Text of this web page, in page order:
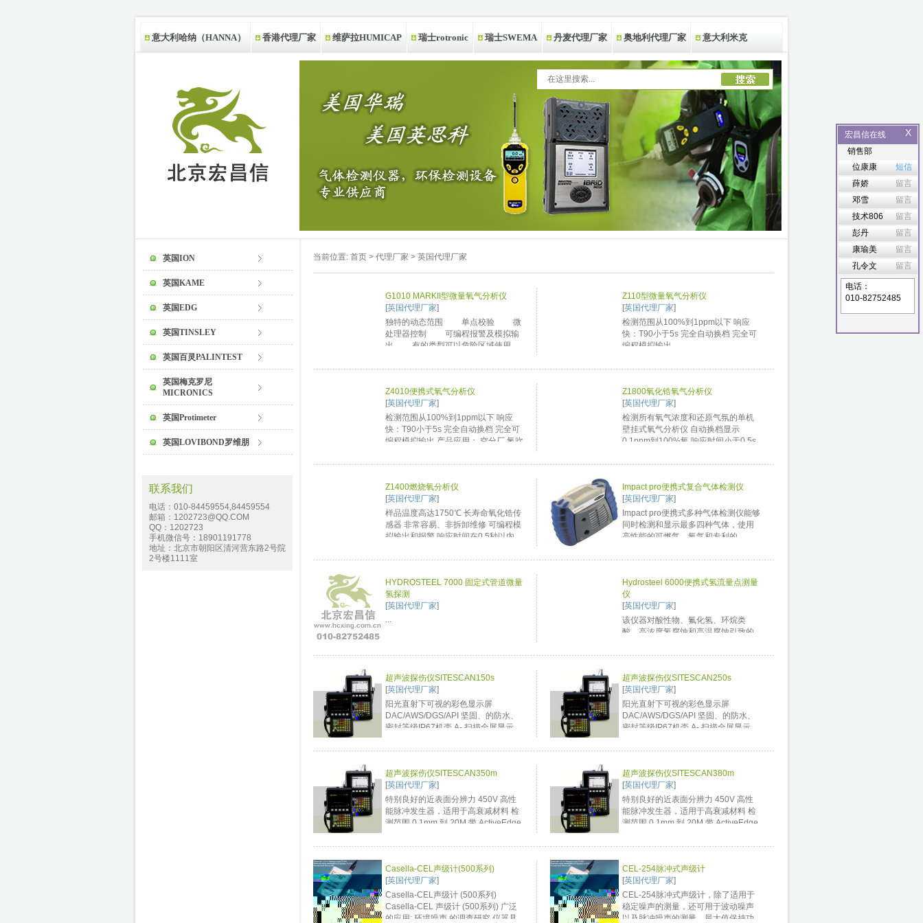
意大利哈纳（HANNA） 香港代理厂家 维萨拉HUMICAP 瑞士rotronic 瑞士SWEMA 丹麦代理厂家 奥地利代理厂家 意大利米克
英国ION
英国KAME
英国EDG
英国TINSLEY
英国百灵PALINTEST
英国梅克罗尼
MICRONICS
英国Protimeter
英国LOVIBOND罗维朋
联系我们
电话：010-84459554,84459554
邮箱：1202723@QQ.COM
QQ：1202723
手机微信号：18901191778
地址：北京市朝阳区清河营东路2号院
2号楼1111室
当前位置: 首页 > 代理厂家 > 英国代理厂家
G1010 MARKII型微量氧气分析仪
[英国代理厂家]
独特的动态范围 单点校验 微
处理器控制 可编程报警及模拟输
出 有的类型可以危险区域使用...
Z110型微量氧气分析仪
[英国代理厂家]
检测范围从100%到1ppm以下 响应
快：T90小于5s 完全自动换档 完全可
编程模拟输出 ...
Z4010便携式氧气分析仪
[英国代理厂家]
检测范围从100%到1ppm以下 响应
快：T90小于5s 完全自动换档 完全可
编程模拟输出 产品应用： 空分厂 氮吹
装以及存放 吹扫气监测 手套箱 工场空
Z1800氧化锆氧气分析仪
[英国代理厂家]
检测所有氧气浓度和还原气氛的单机
壁挂式氧气分析仪 自动换档显示
0.1ppm到100%氧 响应时间小于0.5s
Z1400燃烧氧分析仪
[英国代理厂家]
样品温度高达1750℃ 长寿命氧化锆传
感器 非常容易、非拆卸维修 可编程模
拟输出和报警 响应时间在0.5秒以内 ...
Impact pro便携式复合气体检测仪
[英国代理厂家]
Impact pro便携式多种气体检测仪能够
同时检测和显示最多四种气体，使用
高性能的可燃气、氧气和专利的
盒技术确保使用安全、准确...
HYDROSTEEL 7000 固定式管道微量
氢探测
[英国代理厂家]
...
Hydrosteel 6000便携式氢流量点测量
仪
[英国代理厂家]
该仪器对酸性物、氟化氢、环烷类
酸、高浓度氢腐蚀和高温腐蚀引致的
测工具。直接读数快速可靠，可测量
管道表面无需预处理，腐蚀部位和现
场空间均可监测。 ...
超声波探伤仪SITESCAN150s
[英国代理厂家]
阳光直射下可视的彩色显示屏
DAC/AWS/DGS/API 坚固、的防水、
密封等级IP67机壳 A- 扫描全屏显示
超声波探伤仪SITESCAN250s
[英国代理厂家]
阳光直射下可视的彩色显示屏
DAC/AWS/DGS/API 坚固、的防水、
密封等级IP67机壳 A- 扫描全屏显示
超声波探伤仪SITESCAN350m
[英国代理厂家]
特别良好的近表面分辨力 450V 高性
能脉冲发生器，适用于高衰减材料 检
测范围 0.1mm 到 20M 带 ActiveEdge
水浸探伤水程补偿 5KHz 脉冲重复频
超声波探伤仪SITESCAN380m
[英国代理厂家]
特别良好的近表面分辨力 450V 高性
能脉冲发生器，适用于高衰减材料 检
测范围 0.1mm 到 20M 带 ActiveEdge
水浸探伤水程补偿 5KHz 脉冲重复频
Casella-CEL声级计(500系列)
[英国代理厂家]
Casella-CEL声级计 (500系列)
Casella-CEL 声级计 (500系列) 广泛
的应用: 环境噪声 的调查研究 仪器具
CEL-254脉冲式声级计
[英国代理厂家]
CEL-254脉冲式声级计，除了适用于
稳定噪声的测量，还可用于波动噪声
以及脉冲噪声的测量。最大值保持功
X
宏昌信在线
销售部
短信
位康康
留言
薛娇
留言
邓雪
留言
技术806
留言
彭丹
留言
康瑜美
留言
孔令文
电话：
010-82752485